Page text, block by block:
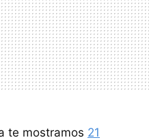
te mostramos 21